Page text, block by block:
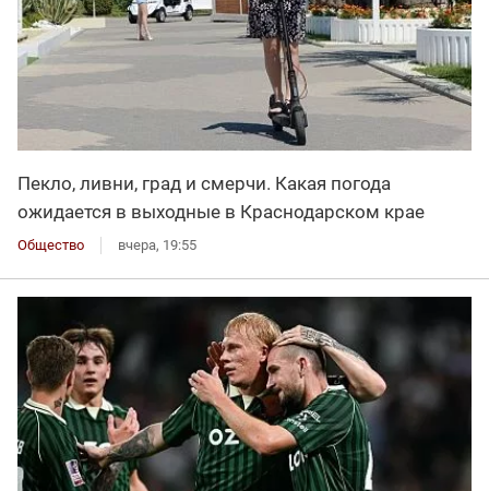
Пекло, ливни, град и смерчи. Какая погода
ожидается в выходные в Краснодарском крае
Общество вчера, 19:55